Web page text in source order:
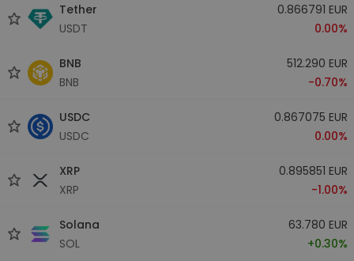
Tether
USDT
0.866791 EUR
0.00%
BNB
BNB
512.290 EUR
-0.70%
USDC
USDC
0.867075 EUR
0.00%
XRP
XRP
0.895851 EUR
-1.00%
Solana
SOL
63.780 EUR
+0.30%